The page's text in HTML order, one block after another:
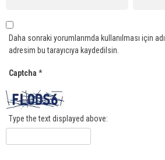
Daha sonraki yorumlarımda kullanılması için
adresim bu tarayıcıya kaydedilsin.
Captcha *
Type the text displayed above: